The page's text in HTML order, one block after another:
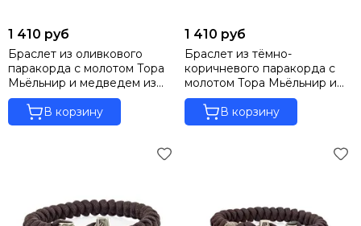
1 410 руб
Браслет из оливкового
паракорда с молотом Тора
Мьёльнир и медведем из
бронзы
В корзину
1 410 руб
Браслет из тёмно-
коричневого паракорда с
молотом Тора Мьёльнир и
медведем из бронзы
В корзину